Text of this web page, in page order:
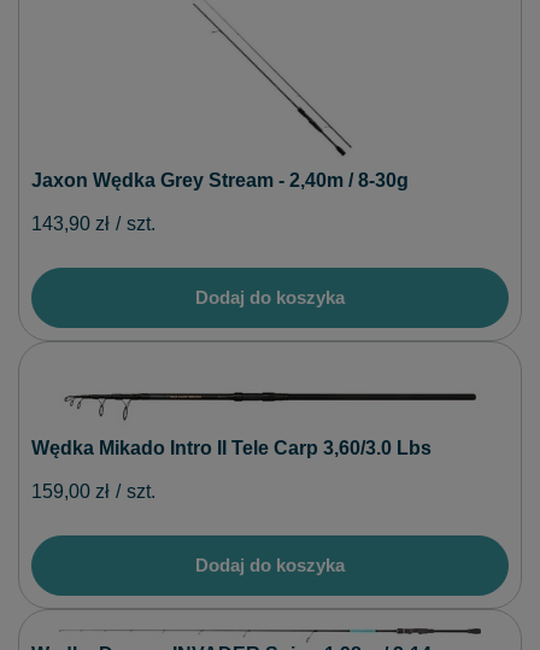
Jaxon Wędka Grey Stream - 2,40m / 8-30g
143,90 zł / szt.
Dodaj do koszyka
Wędka Mikado Intro II Tele Carp 3,60/3.0 Lbs
159,00 zł / szt.
Dodaj do koszyka